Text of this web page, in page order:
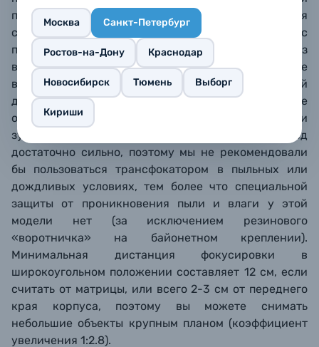
Москва Санкт-Петербург
Ростов-на-Дону Краснодар
Новосибирск Тюмень Выборг
Кириши
практически бесшумно, что особенно важно для
съемки видео. Фокусировка осуществляется с
помощью перемещения плавающих групп линз
внутри корпуса, поэтому передний элемент не
выезжает вперед, а при съемке с минимальной
дистанции фокусировки не наблюдается усиление
оптических аберраций. Однако при использовании
зума передняя часть объектива выезжает вперед
достаточно сильно, поэтому мы не рекомендовали
бы пользоваться трансфокатором в пыльных или
дождливых условиях, тем более что специальной
защиты от проникновения пыли и влаги у этой
модели нет (за исключением резинового
«воротничка» на байонетном креплении).
Минимальная дистанция фокусировки в
широкоугольном положении составляет 12 см, если
считать от матрицы, или всего 2-3 см от переднего
края корпуса, поэтому вы можете снимать
небольшие объекты крупным планом (коэффициент
увеличения 1:2.8).